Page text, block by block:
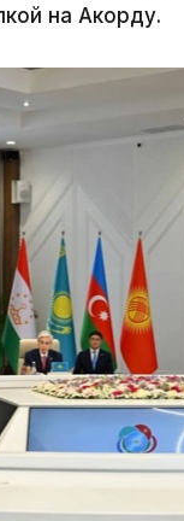
на Акорду.